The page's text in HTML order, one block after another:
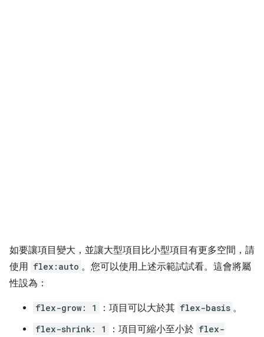
如要讓項目變大，並讓大型項目比小型項目有更多空間，請
使用 flex:auto 。您可以使用上述示範試試看。這會將屬
性設為：
flex-grow: 1 ：項目可以大於其 flex-basis 。
flex-shrink: 1 ：項目可縮小至小於 flex-